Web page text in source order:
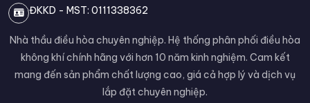
ĐKKD - MST: 0111338362
Nhà thầu điều hòa chuyên nghiệp. Hệ thống phân phối điều hòa
không khí chính hãng với hơn 10 năm kinh nghiệm. Cam kết
mang đến sản phẩm chất lượng cao, giá cả hợp lý và dịch vụ
lắp đặt chuyên nghiệp.